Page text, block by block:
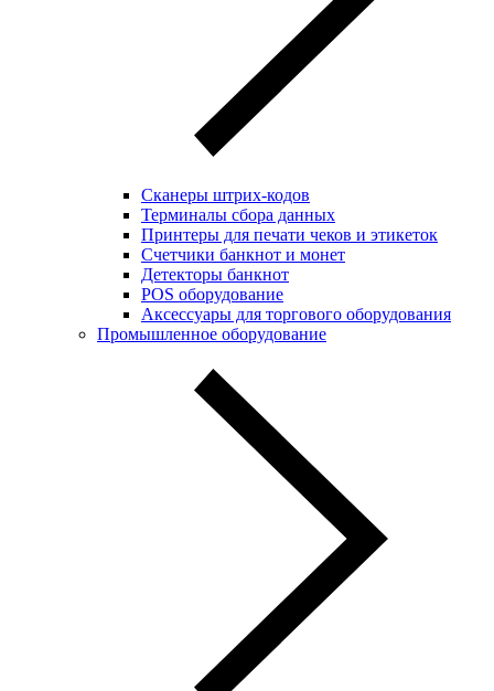
Сканеры штрих-кодов
Терминалы сбора данных
Принтеры для печати чеков и этикеток
Cчетчики банкнот и монет
Детекторы банкнот
POS оборудование
Аксессуары для торгового оборудования
Промышленное оборудование